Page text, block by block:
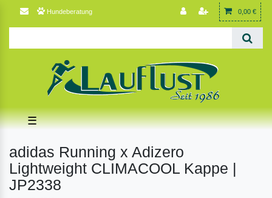
Hundeberatung 0,00 €
☰
adidas Running x Adizero
Lightweight CLIMACOOL Kappe |
JP2338